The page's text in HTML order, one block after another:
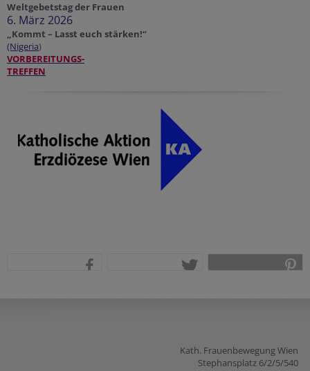
Weltgebetstag der Frauen
6. März 2026
„Kommt – Lasst euch stärken!“
(Nigeria)
VORBEREITUNGS-
TREFFEN
Kath. Frauenbewegung Wien
Stephansplatz 6/2/5/540